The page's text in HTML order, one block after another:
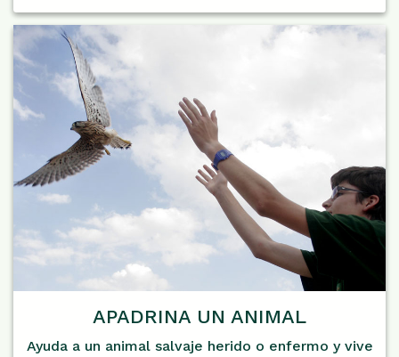
APADRINA UN ANIMAL
Ayuda a un animal salvaje herido o enfermo y vive